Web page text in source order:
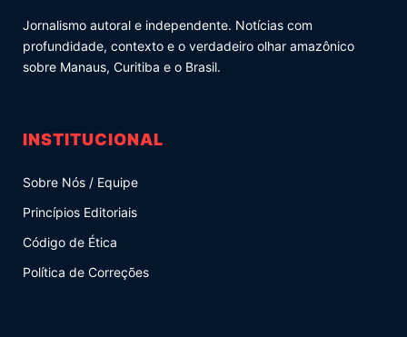
Jornalismo autoral e independente. Notícias com
profundidade, contexto e o verdadeiro olhar amazônico
sobre Manaus, Curitiba e o Brasil.
INSTITUCIONAL
Sobre Nós / Equipe
Princípios Editoriais
Código de Ética
Política de Correções